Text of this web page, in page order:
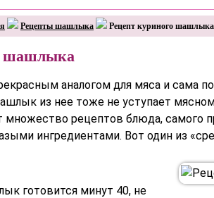
Рецепты шашлыка Рецепт куриного шашлыка
шашлыка
аналогом для мяса и сама
из нее тоже не уступает
множество рецептов блюда, самого
ингредиентами. Вот один из
готовится минут 40, не